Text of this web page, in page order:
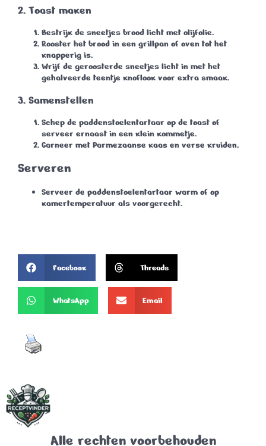
2. Toast maken
Bestrijk de sneetjes brood licht met olijfolie.
Rooster het brood in een grillpan of oven tot het
knapperig is.
Wrijf de geroosterde sneetjes licht in met het
gehalveerde teentje knoflook voor extra smaak.
3. Samenstellen
Schep de paddenstoelentartaar op de toast of
serveer ernaast in een klein kommetje.
Garneer met Parmezaanse kaas en verse kruiden.
Serveren
Serveer de paddenstoelentartaar warm of op
kamertemperatuur als voorgerecht.
Facebook Threads
WhatsApp Email
Alle rechten voorbehouden